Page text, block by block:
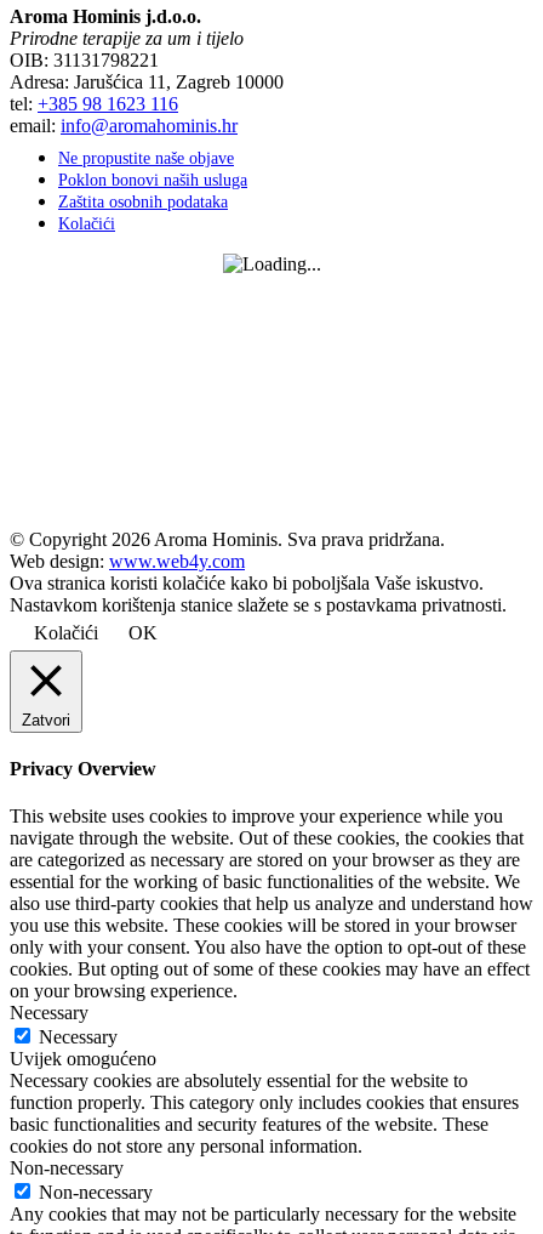
Aroma Hominis j.d.o.o.
Prirodne terapije za um i tijelo
OIB: 31131798221
Adresa: Jarušćica 11, Zagreb 10000
tel: +385 98 1623 116
email: info@aromahominis.hr
Ne propustite naše objave
Poklon bonovi naših usluga
Zaštita osobnih podataka
Kolačići
© Copyright 2026 Aroma Hominis. Sva prava pridržana.
Web design: www.web4y.com
Ova stranica koristi kolačiće kako bi poboljšala Vaše iskustvo.
Nastavkom korištenja stanice slažete se s postavkama privatnosti.
Kolačići
OK
Zatvori
Privacy Overview
This website uses cookies to improve your experience while you
navigate through the website. Out of these cookies, the cookies that
are categorized as necessary are stored on your browser as they are
essential for the working of basic functionalities of the website. We
also use third-party cookies that help us analyze and understand how
you use this website. These cookies will be stored in your browser
only with your consent. You also have the option to opt-out of these
cookies. But opting out of some of these cookies may have an effect
on your browsing experience.
Necessary
Necessary
Uvijek omogućeno
Necessary cookies are absolutely essential for the website to
function properly. This category only includes cookies that ensures
basic functionalities and security features of the website. These
cookies do not store any personal information.
Non-necessary
Non-necessary
Any cookies that may not be particularly necessary for the website